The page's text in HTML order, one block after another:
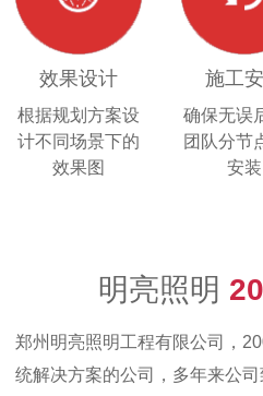
效果设计
根据规划方案设
计不同场景下的
效果图
施工
确保无误
团队分节
安装
明亮照明
郑州明亮照明工程有限公司，
统解决方案的公司，多年来公